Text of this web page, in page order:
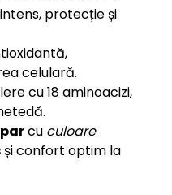
protecție și
celulară.
cu 18 aminoacizi,
cu culoare
și confort optim la